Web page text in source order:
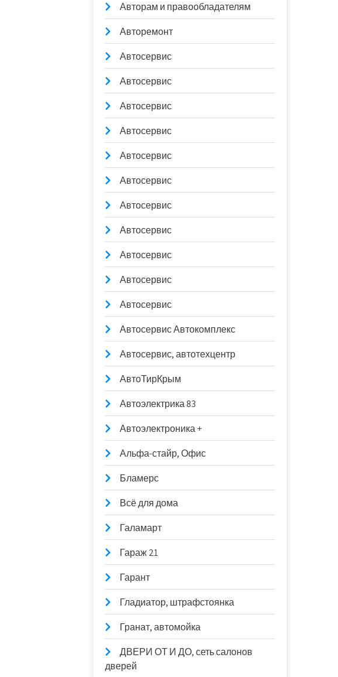
Авторам и правообладателям
Авторемонт
Автосервис
Автосервис
Автосервис
Автосервис
Автосервис
Автосервис
Автосервис
Автосервис
Автосервис
Автосервис
Автосервис
Автосервис Автокомплекс
Автосервис, автотехцентр
АвтоТирКрым
Автоэлектрика 83
Автоэлектроника +
Альфа-стайр, Офис
Бламерс
Всё для дома
Галамарт
Гараж 21
Гарант
Гладиатор, штрафстоянка
Гранат, автомойка
ДВЕРИ ОТ И ДО, сеть салонов
дверей